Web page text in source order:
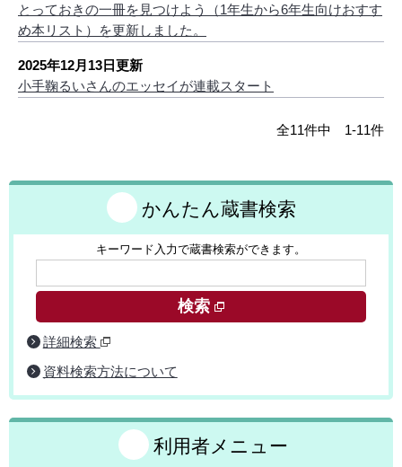
かんたん蔵書検索
キーワード入力で蔵書検索ができます。
検索
詳細検索
資料検索方法について
利用者メニュー
とっておきの一冊を見つけよう（1年生から6年生向けおすす
め本リスト）を更新しました。
2025年12月13日更新
小手鞠るいさんのエッセイが連載スタート
全11件中 1-11件